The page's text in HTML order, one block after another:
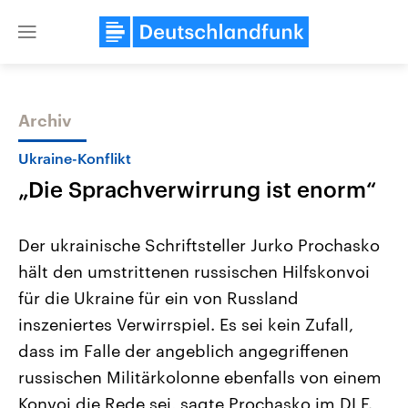
Close
Themen
Landtagswahl Sachsen-Anhalt
2026
Alle Informationen
Sachsen-Anhalt wählt am 6.
September 2026 einen neuen
Bundesland von einer Koalition aus
USA
Aktuelle Beiträge,
Hintergründe
Wirtschaftlich und
gehören die Vereinigten
mit großem Einfluss auf
Archiv
Ukraine-Konflikt
„Die Sprachverwirrung ist enorm“
Der ukrainische Schriftsteller Jurko Prochasko
hält den umstrittenen russischen Hilfskonvoi
für die Ukraine für ein von Russland
inszeniertes Verwirrspiel. Es sei kein Zufall,
dass im Falle der angeblich angegriffenen
russischen Militärkolonne ebenfalls von einem
Konvoi die Rede sei, sagte Prochasko im DLF.